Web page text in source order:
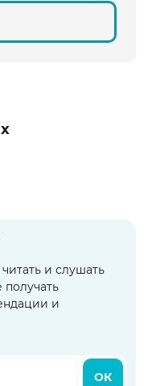
и слушать
и
ОК